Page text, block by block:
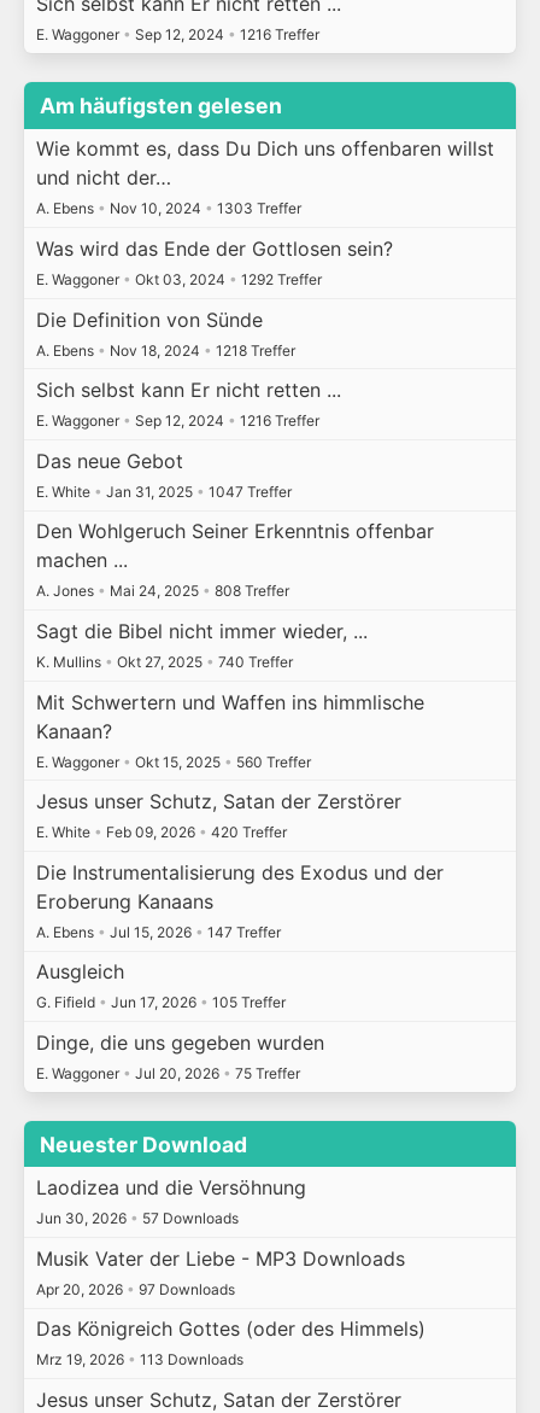
E. Waggoner • Sep 12, 2024 • 1216 Treffer
Am häufigsten gelesen
Wie kommt es, dass Du Dich uns offenbaren willst
und nicht der…
A. Ebens • Nov 10, 2024 • 1303 Treffer
Was wird das Ende der Gottlosen sein?
E. Waggoner • Okt 03, 2024 • 1292 Treffer
Die Definition von Sünde
A. Ebens • Nov 18, 2024 • 1218 Treffer
Sich selbst kann Er nicht retten ...
E. Waggoner • Sep 12, 2024 • 1216 Treffer
Das neue Gebot
E. White • Jan 31, 2025 • 1047 Treffer
Den Wohlgeruch Seiner Erkenntnis offenbar
machen ...
A. Jones • Mai 24, 2025 • 808 Treffer
Sagt die Bibel nicht immer wieder, ...
K. Mullins • Okt 27, 2025 • 740 Treffer
Mit Schwertern und Waffen ins himmlische
Kanaan?
E. Waggoner • Okt 15, 2025 • 560 Treffer
Jesus unser Schutz, Satan der Zerstörer
E. White • Feb 09, 2026 • 420 Treffer
Die Instrumentalisierung des Exodus und der
Eroberung Kanaans
A. Ebens • Jul 15, 2026 • 147 Treffer
Ausgleich
G. Fifield • Jun 17, 2026 • 105 Treffer
Dinge, die uns gegeben wurden
E. Waggoner • Jul 20, 2026 • 75 Treffer
Neuester Download
Laodizea und die Versöhnung
Jun 30, 2026 • 57 Downloads
Musik Vater der Liebe - MP3 Downloads
Apr 20, 2026 • 97 Downloads
Das Königreich Gottes (oder des Himmels)
Mrz 19, 2026 • 113 Downloads
Jesus unser Schutz, Satan der Zerstörer